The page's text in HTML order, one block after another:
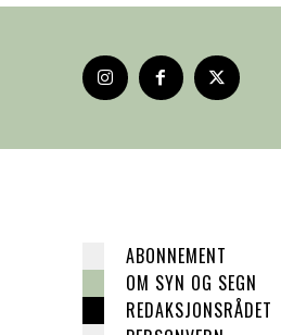
ABONNEMENT
OM SYN OG SEGN
REDAKSJONSRÅDET